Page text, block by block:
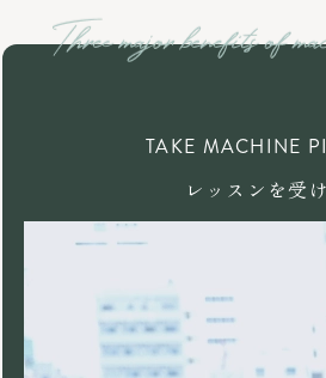
TAKE MACHINE
レッスンを受